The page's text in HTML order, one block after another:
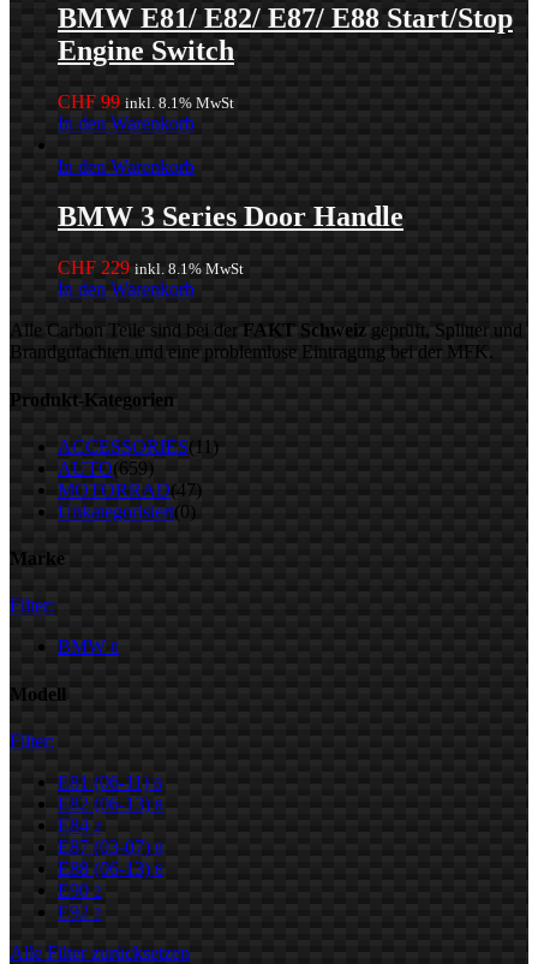
BMW E81/ E82/ E87/ E88 Start/Stop
Engine Switch
CHF 99 inkl. 8.1% MwSt
In den Warenkorb
In den Warenkorb
BMW 3 Series Door Handle
CHF 229 inkl. 8.1% MwSt
In den Warenkorb
Alle Carbon Teile sind bei der FAKT Schweiz geprüft, Splitter und
Brandgutachten und eine problemlose Eintragung bei der MFK.
Produkt-Kategorien
ACCESSORIES(11)
AUTO(659)
MOTORRAD(47)
Unkategorisiert(0)
Marke
Filter:
BMW 8
Modell
Filter:
E81 (06-11) 6
E82 (06-13) 8
E84 2
E87 (03-07) 8
E88 (06-13) 6
E90 2
E92 2
Alle Filter zurücksetzen